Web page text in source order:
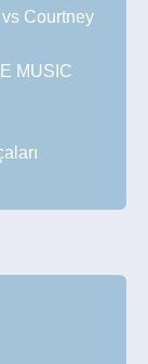
Courtney
MUSIC